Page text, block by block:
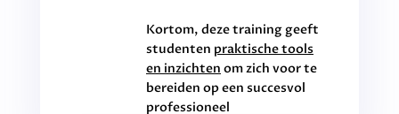
Kortom, deze training geeft
studenten praktische tools
en inzichten om zich voor te
bereiden op een succesvol
professioneel